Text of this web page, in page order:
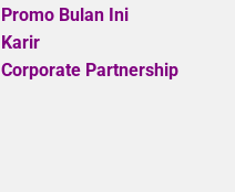
Promo Bulan Ini
Karir
Corporate Partnership